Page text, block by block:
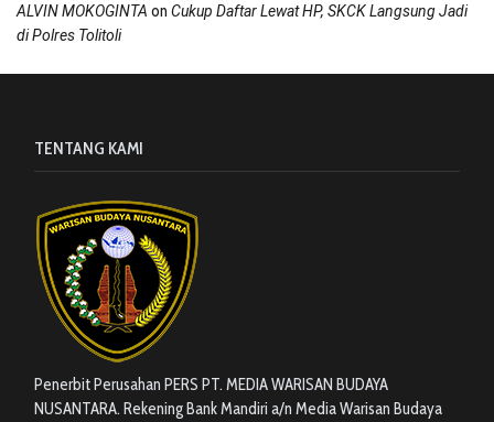
ALVIN MOKOGINTA on Cukup Daftar Lewat HP, SKCK Langsung Jadi
di Polres Tolitoli
TENTANG KAMI
Penerbit Perusahan PERS PT. MEDIA WARISAN BUDAYA
NUSANTARA. Rekening Bank Mandiri a/n Media Warisan Budaya